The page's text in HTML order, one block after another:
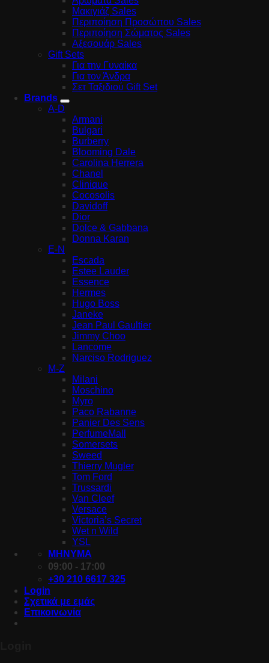
Μακιγιάζ Sales
Περιποίηση Προσώπου Sales
Περιποίηση Σώματος Sales
Αξεσουάρ Sales
Gift Sets
Για την Γυναίκα
Για τον Άνδρα
Σετ Ταξιδιού Gift Set
Brands
A-D
Armani
Bulgari
Burberry
Blooming Dale
Carolina Herrera
Chanel
Clinique
Cocosolis
Davidoff
Dior
Dolce & Gabbana
Donna Karan
E-N
Escada
Estee Lauder
Essence
Hermes
Hugo Boss
Janeke
Jean Paul Gaultier
Jimmy Choo
Lancome
Narciso Rodriguez
M-Z
Milani
Moschino
Myro
Paco Rabanne
Panier Des Sens
PerfumeMall
Somersets
Sweed
Thierry Mugler
Tom Ford
Trussardi
Van Cleef
Versace
Victoria’s Secret
Wet n Wild
YSL
ΜΗΝΥΜΑ
09:00 - 17:00
+30 210 6617 325
Login
Σχετικά με εμάς
Επικοινωνία